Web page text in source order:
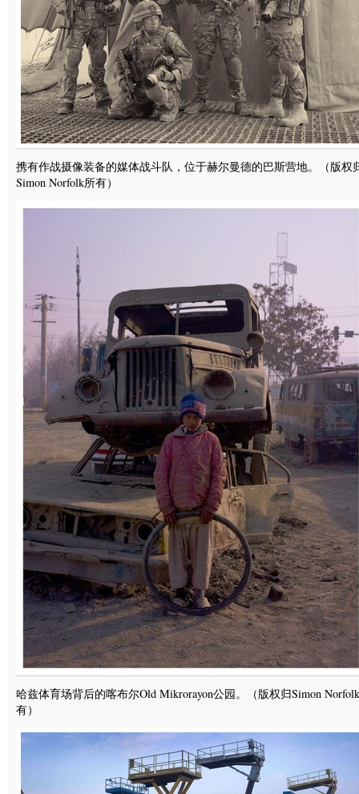
携有作战摄像装备的媒体战斗队，位于赫尔曼德的巴斯营地。（版权
Simon Norfolk所有）
哈兹体育场背后的喀布尔Old Mikrorayon公园。（版权归Simon
有）